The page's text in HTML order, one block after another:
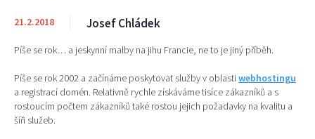
21.2.2018 Josef Chládek
Píše se rok… a jeskynní malby na jihu Francie, ne to je jiný příběh.
Píše se rok 2002 a začínáme poskytovat služby v oblasti webhostingu
a registrací domén. Relativně rychle získáváme tisíce zákazníků a s
rostoucím počtem zákazníků také rostou jejich požadavky na kvalitu a
šíři služeb.